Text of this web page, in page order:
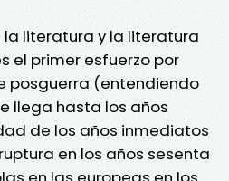
literatura y la literatura
el primer esfuerzo por
posguerra (entendiendo
llega hasta los años
de los años inmediatos
en los años sesenta